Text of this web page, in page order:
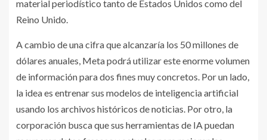
material periodístico tanto de Estados Unidos como del
Reino Unido.
A cambio de una cifra que alcanzaría los 50 millones de
dólares anuales, Meta podrá utilizar este enorme volumen
de información para dos fines muy concretos. Por un lado,
la idea es entrenar sus modelos de inteligencia artificial
usando los archivos históricos de noticias. Por otro, la
corporación busca que sus herramientas de IA puedan